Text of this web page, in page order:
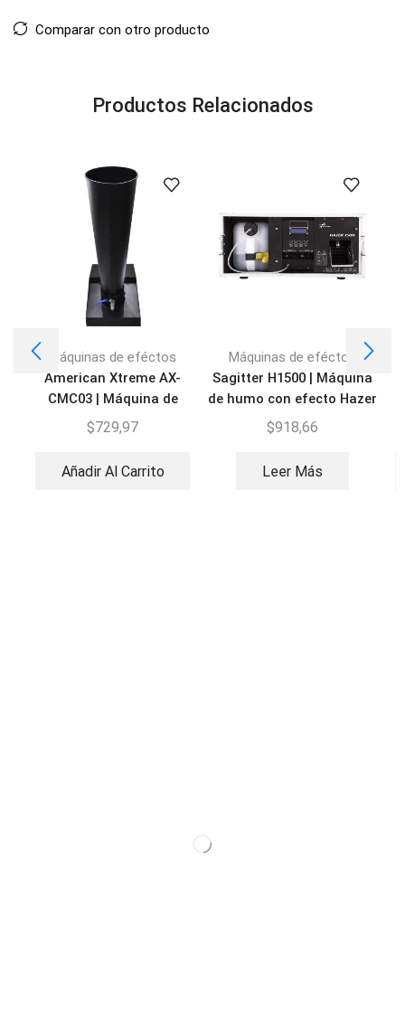
Comparar con otro producto
Productos Relacionados
Máquinas de eféctos
American Xtreme AX-
CMC03 | Máquina de
Confeti CO2 Grande
$729,97
Añadir Al Carrito
Máquinas de eféctos
Sagitter H1500 | Máquina
de humo con efecto Hazer
1500W
$918,66
Leer Más